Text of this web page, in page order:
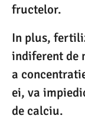
fructelor.
In plus,
indiferent de
a
ei, va
de calciu.